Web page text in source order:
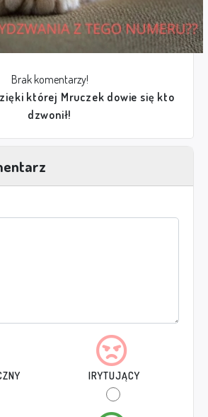
Brak komentarzy!
której Mruczek dowie się kto
dzwonił!
IRYTUJĄCY